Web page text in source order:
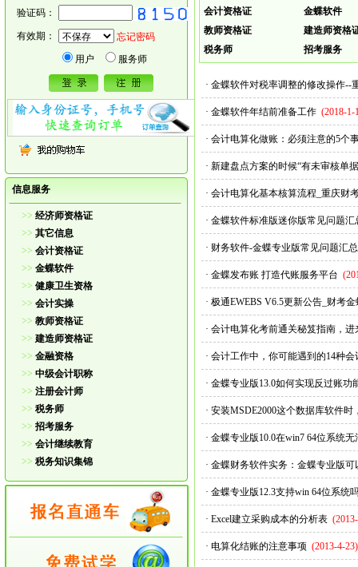
验证码：
有效期：
忘记密码
用户
服务师
信息服务
>> 经济师资格证
>> 其它信息
>> 会计资格证
>> 金蝶软件
>> 健康卫生资格
>> 会计实操
>> 教师资格证
>> 建造师资格证
>> 金融资格
>> 中级会计职称
>> 注册会计师
>> 税务师
>> 招考服务
>> 会计继续教育
>> 税务知识集锦
会计资格证
金蝶软件
教师资格证
建造师资格
税务师
招考服务
· 金蝶软件对税率调整的修改操作--
· 金蝶软件年结前准备工作 (2018-1-
· 会计电算化做账：必须注意的5个
· 新建盘点方案的时候“有未审核单
· 会计电算化基本核算流程_重庆财
· 金蝶软件标准版迷你版常见问题
· 财务软件-金蝶专业版常见问题汇
· 金蝶发布账 打造代账服务平台
· 极通EWEBS V6.5更新公告_财考金
· 会计电算化考前通关秘笈指南，进
· 会计工作中，你可能遇到的14种会
· 金蝶专业版13.0如何实现反过账功
· 安装MSDE2000这个数据库软件
· 金蝶专业版10.0在win7 64位系统
· 金蝶财务软件实务：金蝶专业版
· 金蝶专业版12.3支持win 64位系统
· Excel建立采购成本的分析表
· 电算化结账的注意事项 (2013-4-23)